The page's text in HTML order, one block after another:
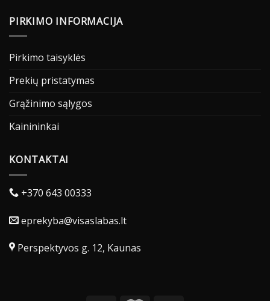
PIRKIMO INFORMACIJA
Pirkimo taisyklės
Prekių pristatymas
Grąžinimo sąlygos
Kainininkai
KONTAKTAI
+370 643 00333
eprekyba@visaslabas.lt
Perspektyvos g. 12, Kaunas